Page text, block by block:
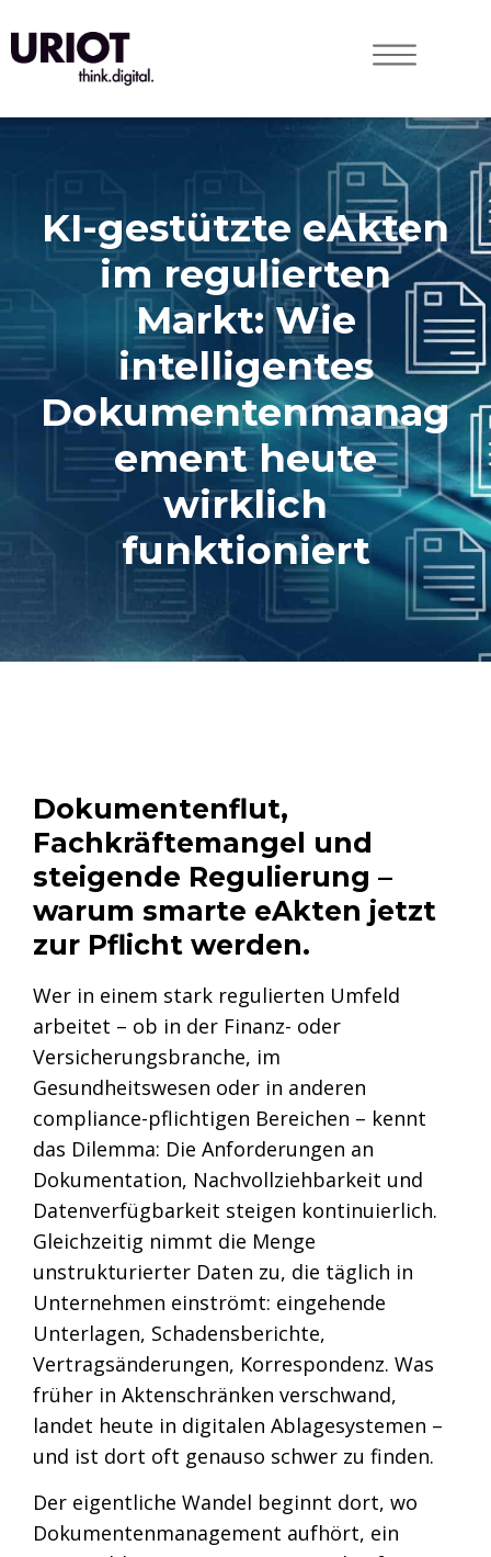
KI-gestützte eAkten
im regulierten
Markt: Wie
intelligentes
Dokumentenmanag
ement heute
wirklich
funktioniert
Dokumentenflut,
Fachkräftemangel und
steigende Regulierung –
warum smarte eAkten jetzt
zur Pflicht werden.
Wer in einem stark regulierten Umfeld
arbeitet – ob in der Finanz- oder
Versicherungsbranche, im
Gesundheitswesen oder in anderen
compliance-pflichtigen Bereichen – kennt
das Dilemma: Die Anforderungen an
Dokumentation, Nachvollziehbarkeit und
Datenverfügbarkeit steigen kontinuierlich.
Gleichzeitig nimmt die Menge
unstrukturierter Daten zu, die täglich in
Unternehmen einströmt: eingehende
Unterlagen, Schadensberichte,
Vertragsänderungen, Korrespondenz. Was
früher in Aktenschränken verschwand,
landet heute in digitalen Ablagesystemen –
und ist dort oft genauso schwer zu finden.
Der eigentliche Wandel beginnt dort, wo
Dokumentenmanagement aufhört, ein